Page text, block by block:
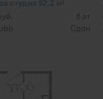
студия 52,2 м2
8 эт
Сдан